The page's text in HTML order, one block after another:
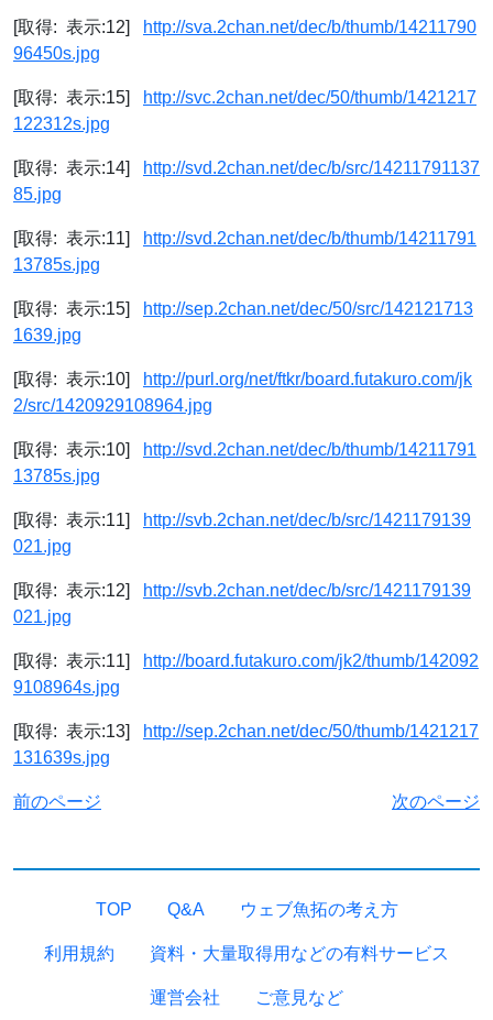
[取得: 表示:12]
http://sva.2chan.net/dec/b/thumb/14211790
96450s.jpg
[取得: 表示:15]
http://svc.2chan.net/dec/50/thumb/1421217
122312s.jpg
[取得: 表示:14]
http://svd.2chan.net/dec/b/src/14211791137
85.jpg
[取得: 表示:11]
http://svd.2chan.net/dec/b/thumb/14211791
13785s.jpg
[取得: 表示:15]
http://sep.2chan.net/dec/50/src/142121713
1639.jpg
[取得: 表示:10]
http://purl.org/net/ftkr/board.futakuro.com/jk
2/src/1420929108964.jpg
[取得: 表示:10]
http://svd.2chan.net/dec/b/thumb/14211791
13785s.jpg
[取得: 表示:11]
http://svb.2chan.net/dec/b/src/1421179139
021.jpg
[取得: 表示:12]
http://svb.2chan.net/dec/b/src/1421179139
021.jpg
[取得: 表示:11]
http://board.futakuro.com/jk2/thumb/142092
9108964s.jpg
[取得: 表示:13]
http://sep.2chan.net/dec/50/thumb/1421217
131639s.jpg
前のページ 次のページ
TOP Q&A ウェブ魚拓の考え方
利用規約 資料・大量取得用などの有料サービス
運営会社 ご意見など